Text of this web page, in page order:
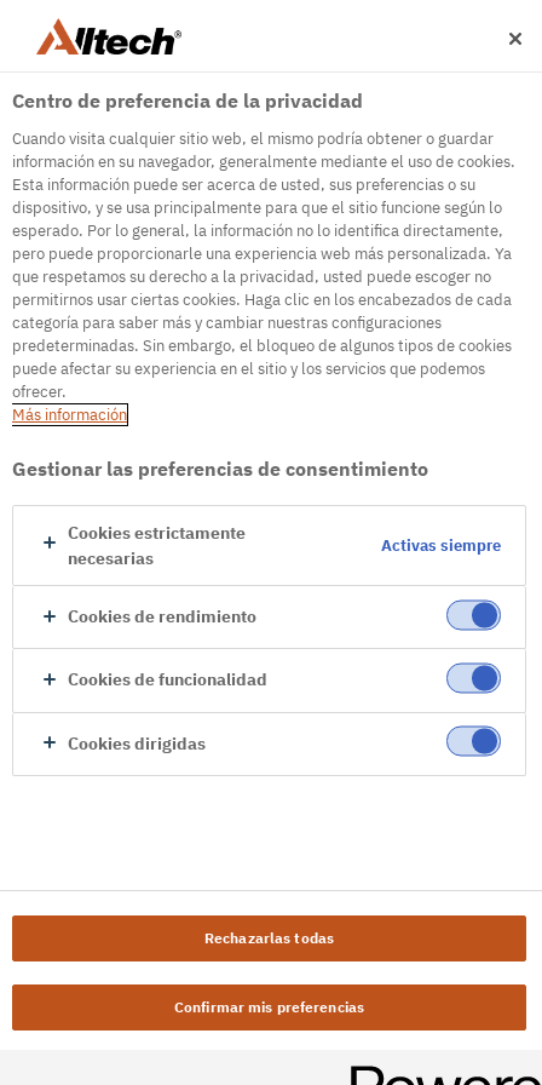
500
Internal Error Server
It seems we're experiencing some technical
difficulties. Try refreshing the page or go to the
homepage
Centro de preferencia de la privacidad
Cuando visita cualquier sitio web, el mismo podría obtener o guardar
información en su navegador, generalmente mediante el uso de cookies.
Esta información puede ser acerca de usted, sus preferencias o su
dispositivo, y se usa principalmente para que el sitio funcione según lo
esperado. Por lo general, la información no lo identifica directamente,
pero puede proporcionarle una experiencia web más personalizada. Ya
que respetamos su derecho a la privacidad, usted puede escoger no
permitirnos usar ciertas cookies. Haga clic en los encabezados de cada
categoría para saber más y cambiar nuestras configuraciones
predeterminadas. Sin embargo, el bloqueo de algunos tipos de cookies
puede afectar su experiencia en el sitio y los servicios que podemos
ofrecer.
Más información
Gestionar las preferencias de consentimiento
Cookies estrictamente
necesarias
Activas siempre
Cookies de rendimiento
Cookies de funcionalidad
Cookies dirigidas
Rechazarlas todas
Confirmar mis preferencias